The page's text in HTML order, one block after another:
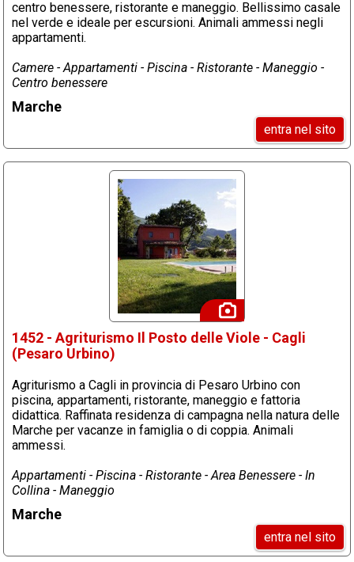
centro benessere, ristorante e maneggio. Bellissimo casale
nel verde e ideale per escursioni. Animali ammessi negli
appartamenti.
Camere - Appartamenti - Piscina - Ristorante - Maneggio -
Centro benessere
Marche
entra nel sito
1452 - Agriturismo Il Posto delle Viole - Cagli
(Pesaro Urbino)
Agriturismo a Cagli in provincia di Pesaro Urbino con
piscina, appartamenti, ristorante, maneggio e fattoria
didattica. Raffinata residenza di campagna nella natura delle
Marche per vacanze in famiglia o di coppia. Animali
ammessi.
Appartamenti - Piscina - Ristorante - Area Benessere - In
Collina - Maneggio
Marche
entra nel sito